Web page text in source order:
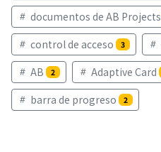
documentos de AB Projects
control de acceso 3
AB 2 Adaptive Card
barra de progreso 2